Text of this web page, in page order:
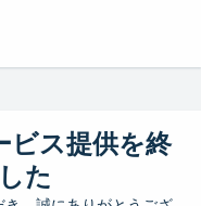
ビス提供を終
た